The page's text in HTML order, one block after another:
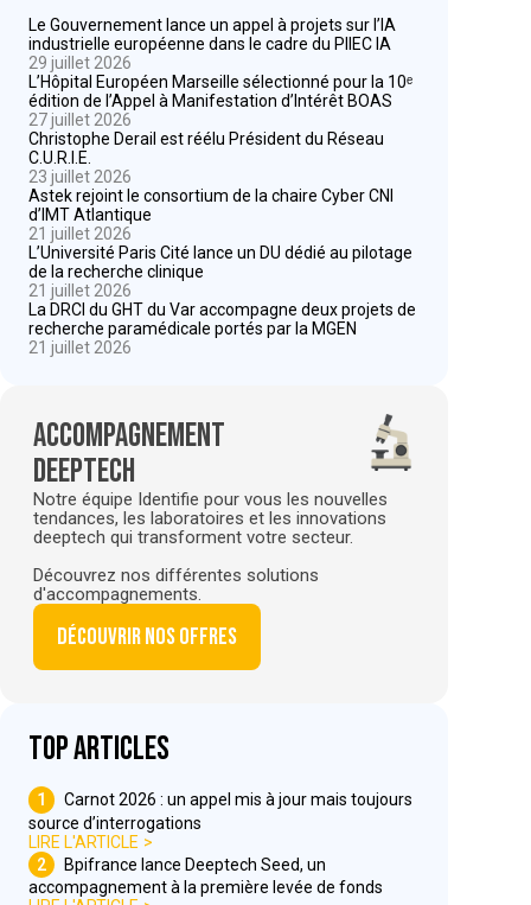
Le Gouvernement lance un appel à projets sur l’IA
industrielle européenne dans le cadre du PIIEC IA
29 juillet 2026
L’Hôpital Européen Marseille sélectionné pour la 10ᵉ
édition de l’Appel à Manifestation d’Intérêt BOAS
27 juillet 2026
Christophe Derail est réélu Président du Réseau
C.U.R.I.E.
23 juillet 2026
Astek rejoint le consortium de la chaire Cyber CNI
d’IMT Atlantique
21 juillet 2026
L’Université Paris Cité lance un DU dédié au pilotage
de la recherche clinique
21 juillet 2026
La DRCI du GHT du Var accompagne deux projets de
recherche paramédicale portés par la MGEN
21 juillet 2026
Accompagnement
deeptech
Notre équipe Identifie pour vous les nouvelles
tendances, les laboratoires et les innovations
deeptech qui transforment votre secteur.
Découvrez nos différentes solutions
d'accompagnements.
Découvrir nos offres
Top articles
1
Carnot 2026 : un appel mis à jour mais toujours
source d’interrogations
LIRE L'ARTICLE
2
Bpifrance lance Deeptech Seed, un
accompagnement à la première levée de fonds